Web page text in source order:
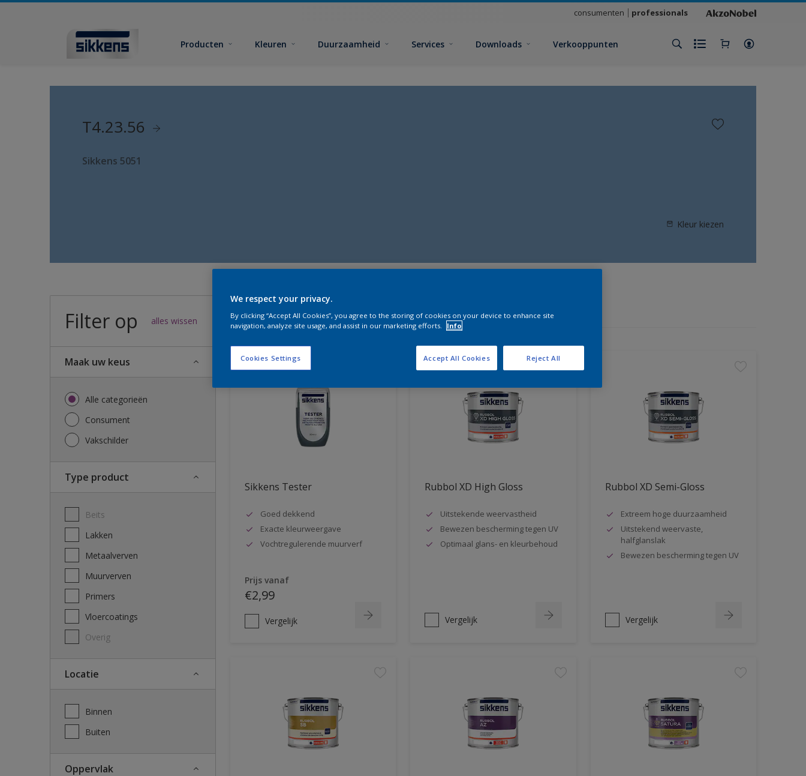
consumenten professionals
Producten Kleuren Duurzaamheid Services Downloads Verkooppunten
T4.23.56
Sikkens 5051
Kleur kiezen
Filter op alles wissen
Maak uw keus
Alle categorieën
Consument
Vakschilder
Type product
Beits
Lakken
Metaalverven
Muurverven
Primers
Vloercoatings
Overig
Locatie
Binnen
Buiten
Oppervlak
52resultaten voor jou
Sikkens Tester
Goed dekkend
Exacte kleurweergave
Vochtregulerende muurverf
Prijs vanaf
€2,99
Vergelijk
Rubbol XD High Gloss
Uitstekende weervastheid
Bewezen bescherming tegen UV
Optimaal glans- en kleurbehoud
Vergelijk
Rubbol XD Semi-Gloss
Extreem hoge duurzaamheid
Uitstekend weervaste,
halfglanslak
Bewezen bescherming tegen UV
Vergelijk
We respect your privacy.
By clicking “Accept All Cookies”, you agree to the storing of cookies on your device to enhance site
navigation, analyze site usage, and assist in our marketing efforts.
Info
Cookies Settings Reject All
Accept All Cookies